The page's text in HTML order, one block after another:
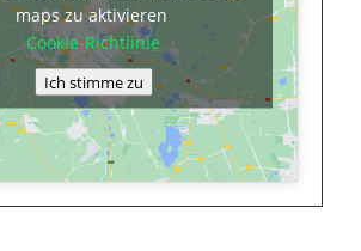
maps zu aktivieren
Cookie-Richtlinie
Ich stimme zu